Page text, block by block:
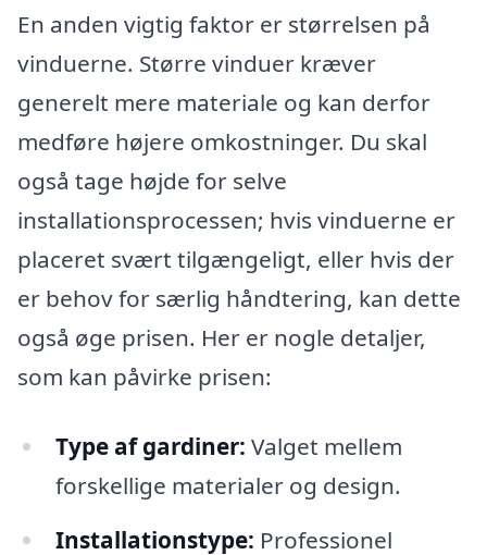
En anden vigtig faktor er størrelsen på
vinduerne. Større vinduer kræver
generelt mere materiale og kan derfor
medføre højere omkostninger. Du skal
også tage højde for selve
installationsprocessen; hvis vinduerne er
placeret svært tilgængeligt, eller hvis der
er behov for særlig håndtering, kan dette
også øge prisen. Her er nogle detaljer,
som kan påvirke prisen:
Type af gardiner: Valget mellem
forskellige materialer og design.
Installationstype: Professionel